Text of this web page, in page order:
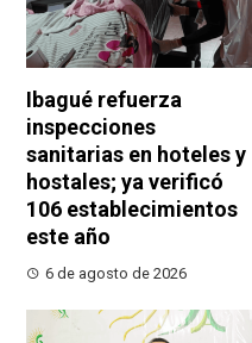
Ibagué refuerza
inspecciones
sanitarias en hoteles y
hostales; ya verificó
106 establecimientos
este año
6 de agosto de 2026